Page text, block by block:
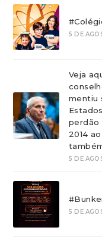
5 DE
Veja
mentiu
perdão
2014
5 DE
5 DE